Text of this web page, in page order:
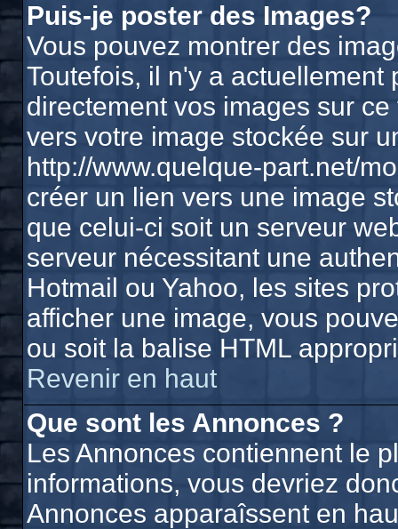
Puis-je poster des Images?
Vous pouvez montrer des
Toutefois, il n'y a
directement vos images sur
vers votre image stockée sur
http://www.quelque-part.net/
créer un lien vers une image
que celui-ci soit un serveur
serveur nécessitant une
Hotmail ou Yahoo, les sites
afficher une image, vous
ou soit la balise HTML
Revenir en haut
Que sont les Annonces ?
Les Annonces contiennent le
informations, vous devriez
Annonces apparaîssent en